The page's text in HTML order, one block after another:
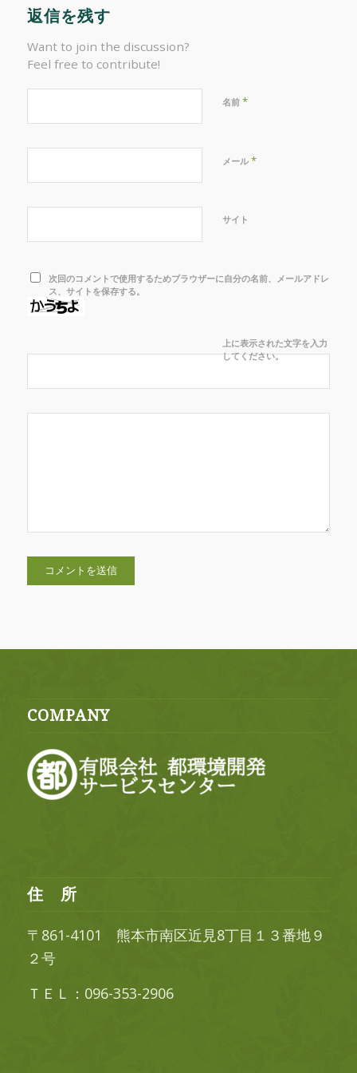
返信を残す
Want to join the discussion?
Feel free to contribute!
名前 *
メール *
サイト
次回のコメントで使用するためブラウザーに自分の名前、メールアドレ
ス、サイトを保存する。
上に表示された文字を入力
してください。
COMPANY
住 所
〒861-4101 熊本市南区近見8丁目１３番地９
２号
ＴＥＬ：096-353-2906